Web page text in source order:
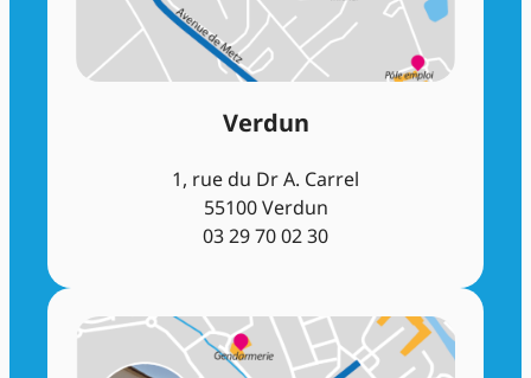
Verdun
1, rue du Dr A. Carrel
55100 Verdun
03 29 70 02 30